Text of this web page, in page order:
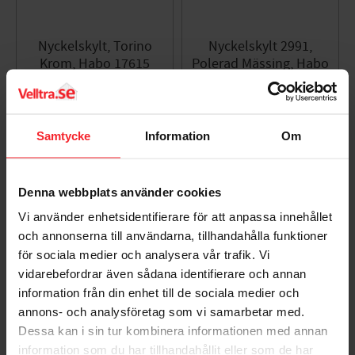
Samtycke Information Om
Denna webbplats använder cookies
Vi använder enhetsidentifierare för att anpassa innehållet
och annonserna till användarna, tillhandahålla funktioner
för sociala medier och analysera vår trafik. Vi
vidarebefordrar även sådana identifierare och annan
information från din enhet till de sociala medier och
annons- och analysföretag som vi samarbetar med.
Dessa kan i sin tur kombinera informationen med annan
information som du har tillhandahållit eller som de har
Nyckelskylt, Torino
Krom, Habo 17615
Nyckelskylt 2991,
Polerad Mässing, Habo
12719
003814338
Nyckelskylt 2991 Vit
Nyckelskylt 2991 Zink